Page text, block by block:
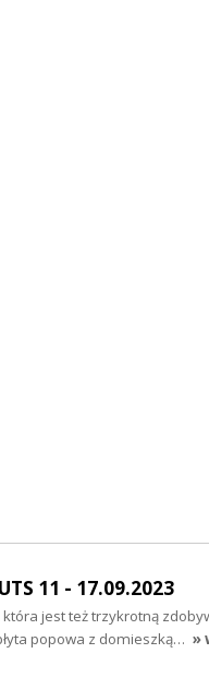
11 - 17.09.2023
jest też trzykrotną
popowa z domieszką… »